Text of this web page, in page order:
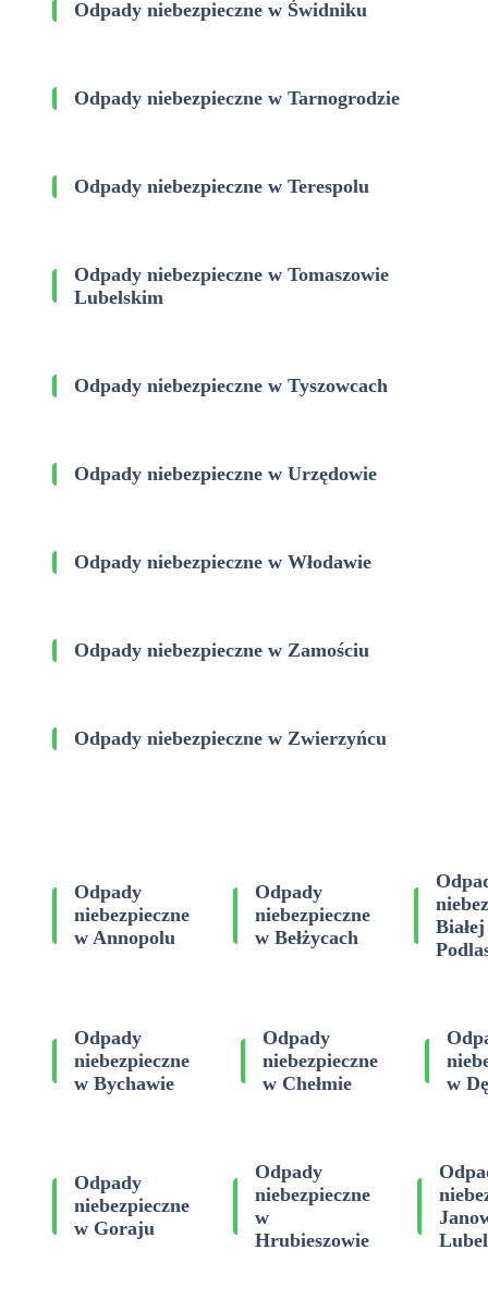
Odpady niebezpieczne w Świdniku
Odpady niebezpieczne w Tarnogrodzie
Odpady niebezpieczne w Terespolu
Odpady niebezpieczne w Tomaszowie
Lubelskim
Odpady niebezpieczne w Tyszowcach
Odpady niebezpieczne w Urzędowie
Odpady niebezpieczne w Włodawie
Odpady niebezpieczne w Zamościu
Odpady niebezpieczne w Zwierzyńcu
Odpady
niebezpieczne
w Annopolu
Odpady
niebezpieczne
w Bełżycach
Białej
Odpady
niebezpieczne
w Bychawie
Odpady
niebezpieczne
w Chełmie
w
Odpady
niebezpieczne
w Goraju
Odpady
niebezpieczne
w
Hrubieszowie